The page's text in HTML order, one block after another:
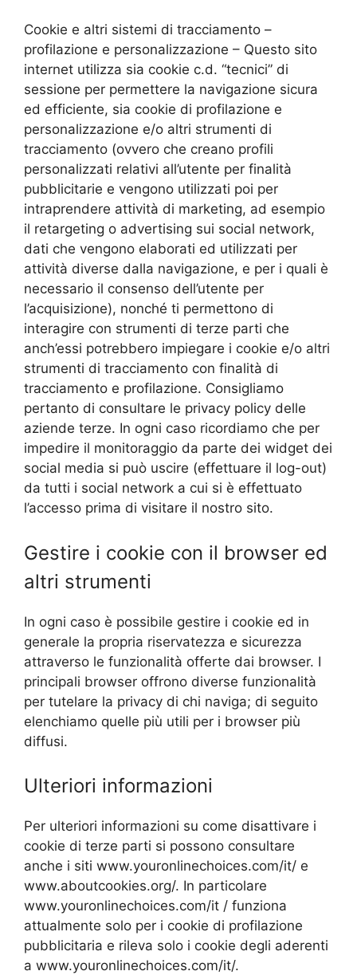
Cookie e altri sistemi di tracciamento –
profilazione e personalizzazione – Questo sito
internet utilizza sia cookie c.d. “tecnici” di
sessione per permettere la navigazione sicura
ed efficiente, sia cookie di profilazione e
personalizzazione e/o altri strumenti di
tracciamento (ovvero che creano profili
personalizzati relativi all’utente per finalità
pubblicitarie e vengono utilizzati poi per
intraprendere attività di marketing, ad esempio
il retargeting o advertising sui social network,
dati che vengono elaborati ed utilizzati per
attività diverse dalla navigazione, e per i quali è
necessario il consenso dell’utente per
l’acquisizione), nonché ti permettono di
interagire con strumenti di terze parti che
anch’essi potrebbero impiegare i cookie e/o altri
strumenti di tracciamento con finalità di
tracciamento e profilazione. Consigliamo
pertanto di consultare le privacy policy delle
aziende terze. In ogni caso ricordiamo che per
impedire il monitoraggio da parte dei widget dei
social media si può uscire (effettuare il log-out)
da tutti i social network a cui si è effettuato
l’accesso prima di visitare il nostro sito.
Gestire i cookie con il browser ed
altri strumenti
In ogni caso è possibile gestire i cookie ed in
generale la propria riservatezza e sicurezza
attraverso le funzionalità offerte dai browser. I
principali browser offrono diverse funzionalità
per tutelare la privacy di chi naviga; di seguito
elenchiamo quelle più utili per i browser più
diffusi.
Ulteriori informazioni
Per ulteriori informazioni su come disattivare i
cookie di terze parti si possono consultare
anche i siti www.youronlinechoices.com/it/ e
www.aboutcookies.org/. In particolare
www.youronlinechoices.com/it / funziona
attualmente solo per i cookie di profilazione
pubblicitaria e rileva solo i cookie degli aderenti
a www.youronlinechoices.com/it/.